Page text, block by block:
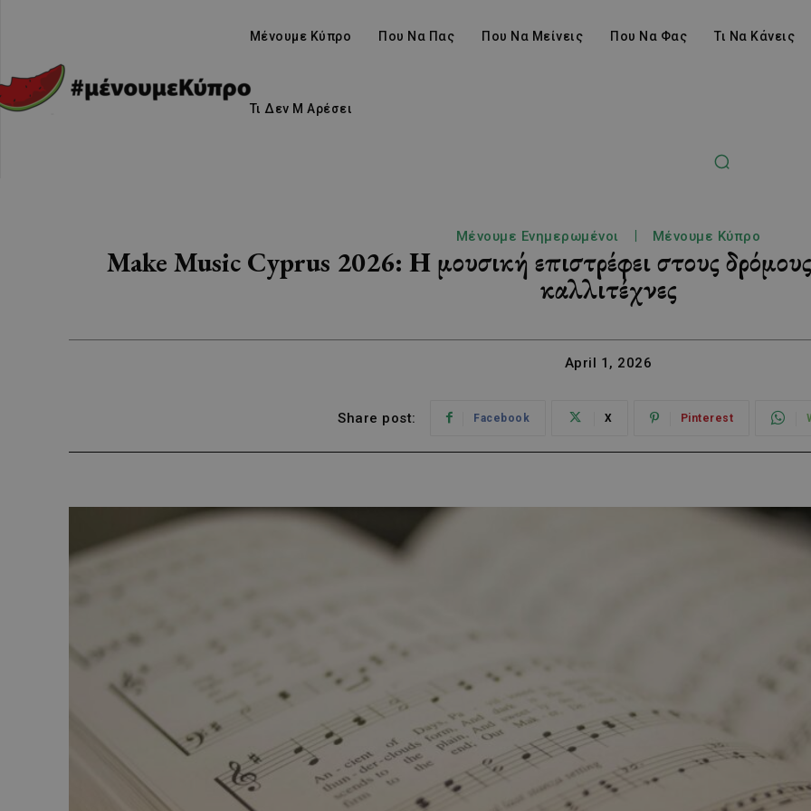
Μένουμε Κύπρο Που Να Πας Που Να Μείνεις Που Να Φας Τι Να Κάνεις
Τι Δεν Μ Αρέσει
Μένουμε Ενημερωμένοι Μένουμε Κύπρο
Make Music Cyprus 2026: Η μουσική επιστρέφει στους
καλλιτέχνες
April 1, 2026
Share post: Facebook X Pinterest